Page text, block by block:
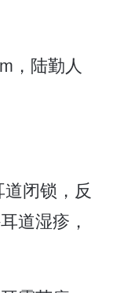
，陆勤人
闭锁，反
道湿疹，